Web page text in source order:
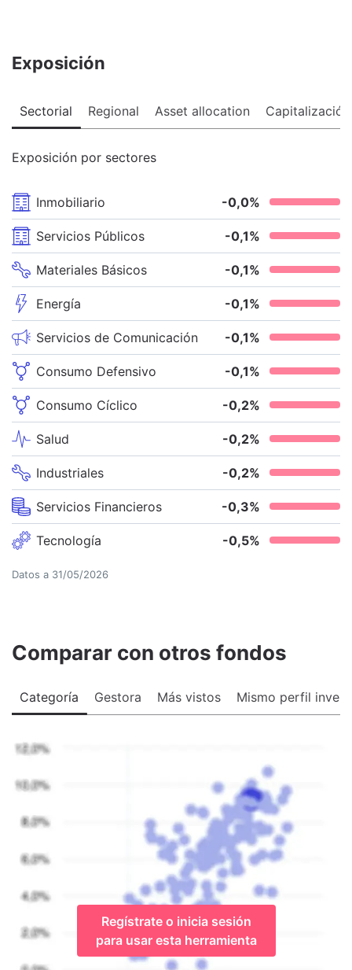
Exposición
Sectorial Regional Asset allocation Capitalización
Exposición por sectores
Inmobiliario -0,0%
Servicios Públicos -0,1%
Materiales Básicos -0,1%
Energía -0,1%
Servicios de Comunicación -0,1%
Consumo Defensivo -0,1%
Consumo Cíclico -0,2%
Salud -0,2%
Industriales -0,2%
Servicios Financieros -0,3%
Tecnología -0,5%
Datos a 31/05/2026
Comparar con otros fondos
Categoría Gestora Más vistos Mismo perfil
Regístrate o inicia sesión
para usar esta herramienta